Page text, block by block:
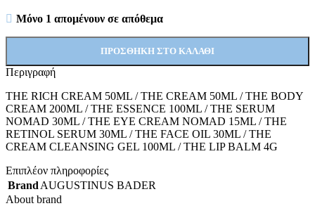
Μόνο 1 απομένουν σε απόθεμα
ΠΡΟΣΘΉΚΗ ΣΤΟ ΚΑΛΆΘΙ
Περιγραφή
THE RICH CREAM 50ML / THE CREAM 50ML / THE BODY
CREAM 200ML / THE ESSENCE 100ML / THE SERUM
NOMAD 30ML / THE EYE CREAM NOMAD 15ML / THE
RETINOL SERUM 30ML / THE FACE OIL 30ML / THE
CREAM CLEANSING GEL 100ML / THE LIP BALM 4G
Επιπλέον πληροφορίες
Brand AUGUSTINUS BADER
About brand